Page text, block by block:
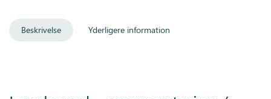
Beskrivelse Yderligere information